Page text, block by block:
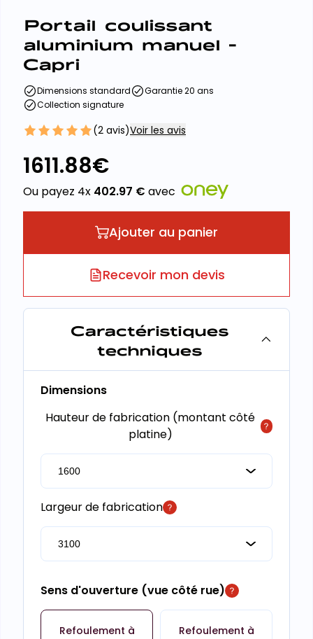
Portail coulissant
aluminium manuel -
Capri
Dimensions standard
Garantie 20 ans
Collection signature
(2 avis)Voir les avis
1611.88€
Ou payez 4x 402.97 € avec
Ajouter au panier
Recevoir mon devis
Caractéristiques
techniques
Dimensions
Hauteur de fabrication (montant côté
platine)
Largeur de fabrication
Sens d'ouverture (vue côté rue)
Refoulement à
Refoulement à